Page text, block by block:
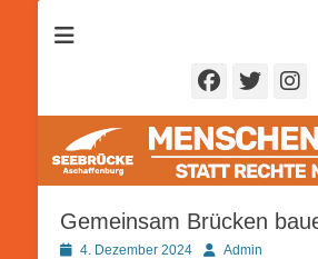
Gemeinsam Brücken
Posted4. Dezember 2024 AutorAdmin